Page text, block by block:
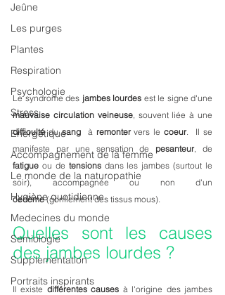
Jeûne
Les purges
Plantes
Respiration
Psychologie
Stress
Energétique
Accompagnement de la femme
Le monde de la naturopathie
Hygiène quotidienne
Medecines du monde
Semiologie
Supplementation
Portraits inspirants
Le syndrome des jambes lourdes
mauvaise circulation veineuse
difficulté du sang à remonter vers le coeur.  Il se
manifeste par une sensation de pesanteur
fatigue ou de tensions dans les jambes (surtout le
oedème (gonflement des tissus mous).
Quelles sont les causes
des jambes lourdes ?
Il existe différentes causes à l'origine des jambes